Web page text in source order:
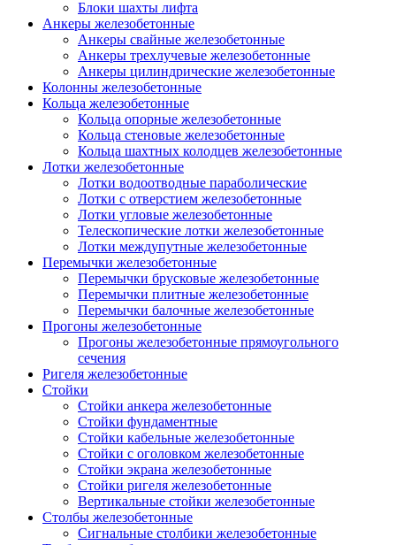
Блоки шахты лифта
Анкеры железобетонные
Анкеры свайные железобетонные
Анкеры трехлучевые железобетонные
Анкеры цилиндрические железобетонные
Колонны железобетонные
Кольца железобетонные
Кольца опорные железобетонные
Кольца стеновые железобетонные
Кольца шахтных колодцев железобетонные
Лотки железобетонные
Лотки водоотводные параболические
Лотки с отверстием железобетонные
Лотки угловые железобетонные
Телескопические лотки железобетонные
Лотки междупутные железобетонные
Перемычки железобетонные
Перемычки брусковые железобетонные
Перемычки плитные железобетонные
Перемычки балочные железобетонные
Прогоны железобетонные
Прогоны железобетонные прямоугольного
сечения
Ригеля железобетонные
Стойки
Стойки анкера железобетонные
Стойки фундаментные
Стойки кабельные железобетонные
Стойки с оголовком железобетонные
Стойки экрана железобетонные
Стойки ригеля железобетонные
Вертикальные стойки железобетонные
Столбы железобетонные
Сигнальные столбики железобетонные